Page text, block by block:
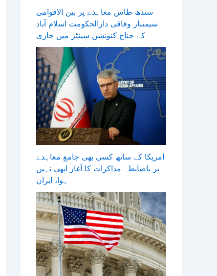
سندھ طاس معاہدے پر بین الاقوامی
سیمینار وفاقی دارالحکومت اسلام آباد
کے جناح کنونشن سینٹر میں جاری
امریکا کے ساتھ کسی بھی جامع معاہدے
پر باضابطہ مذاکرات کا آغاز ابھی نہیں
ہوا، ایران